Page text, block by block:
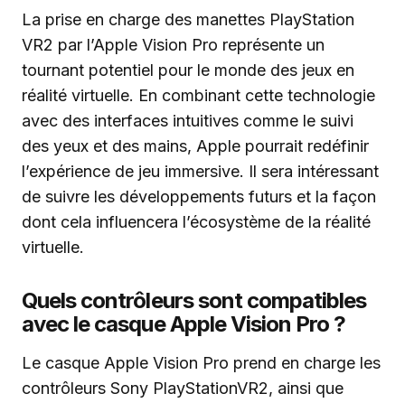
La prise en charge des manettes PlayStation
VR2 par l’Apple Vision Pro représente un
tournant potentiel pour le monde des jeux en
réalité virtuelle. En combinant cette technologie
avec des interfaces intuitives comme le suivi
des yeux et des mains, Apple pourrait redéfinir
l’expérience de jeu immersive. Il sera intéressant
de suivre les développements futurs et la façon
dont cela influencera l’écosystème de la réalité
virtuelle.
Quels contrôleurs sont compatibles
avec le casque Apple Vision Pro ?
Le casque Apple Vision Pro prend en charge les
contrôleurs Sony PlayStationVR2, ainsi que